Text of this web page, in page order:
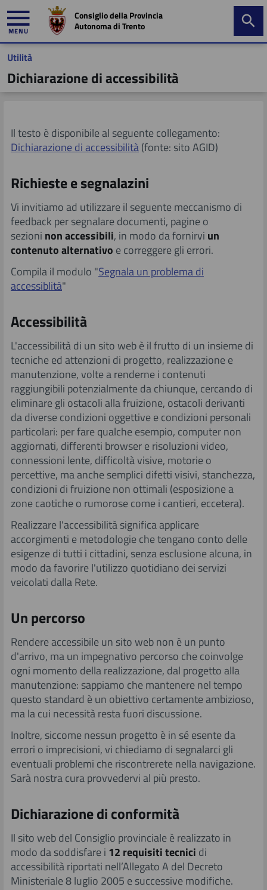
MENU
Consiglio della Provincia
Autonoma di Trento
Utilità
Dichiarazione di accessibilità
​​​Il testo è disponibile al seguente collegamento:
Dichiaraz​ione di accessibilità(fonte: sito AGID)
Richieste e segnalazini
Vi invitiamo ad utilizzare il seguente meccanismo di
feedback per segnalare documenti, pagine o
sezioni non accessibili, in modo da fornirvi un
contenuto alternativo e correggere gli errori.
Compila il modulo "Segnala un problema di
accessiblità"
​Accessibilità
L'accessibilità di un sito web è il frutto di un insieme di
tecniche ed attenzioni di progetto, realizzazione e
manutenzione, volte a renderne i contenuti
raggiungibili potenzialmente da chiunque, cercando di
eliminare gli ostacoli alla fruizione, ostacoli derivanti
da diverse condizioni oggettive e condizioni personali
particolari: per fare qualche esempio, computer non
aggiornati, differenti browser e risoluzioni video,
connessioni lente, difficoltà visive, motorie o
percettive, ma anche semplici difetti visivi, stanchezza,
condizioni di fruizione non ottimali (esposizione a
zone caotiche o rumorose come i cantieri, eccetera).
Realizzare l'accessibilità significa applicare
accorgimenti e metodologie che tengano conto delle
esigenze di tutti i cittadini, senza esclusione alcuna, in
modo da favorire l'utilizzo quotidiano dei servizi
veicolati dalla Rete.
Un ​percorso
Rendere accessibile un sito web non è un punto
d'arrivo, ma un impegnativo percorso che coinvolge
ogni momento della realizzazione, dal progetto alla
manutenzione: sappiamo che mantenere nel tempo
questo standard è un obiettivo certamente ambizioso,
ma la cui necessità resta fuori discussione.
Inoltre, siccome nessun progetto è in sé esente da
errori o imprecisioni, vi chiediamo di segnalarci gli
eventuali problemi che riscontrerete nella navigazione.
Sarà nostra cura provvedervi al più presto.
​Dichiarazione di conformità
Il sito web del Consiglio provinciale è realizzato in
modo da soddisfare i 12 requisiti tecnici di
accessibilità riportati nell’Allegato A del Decreto
Ministeriale 8 luglio 2005 e successive modifiche.
trasparente